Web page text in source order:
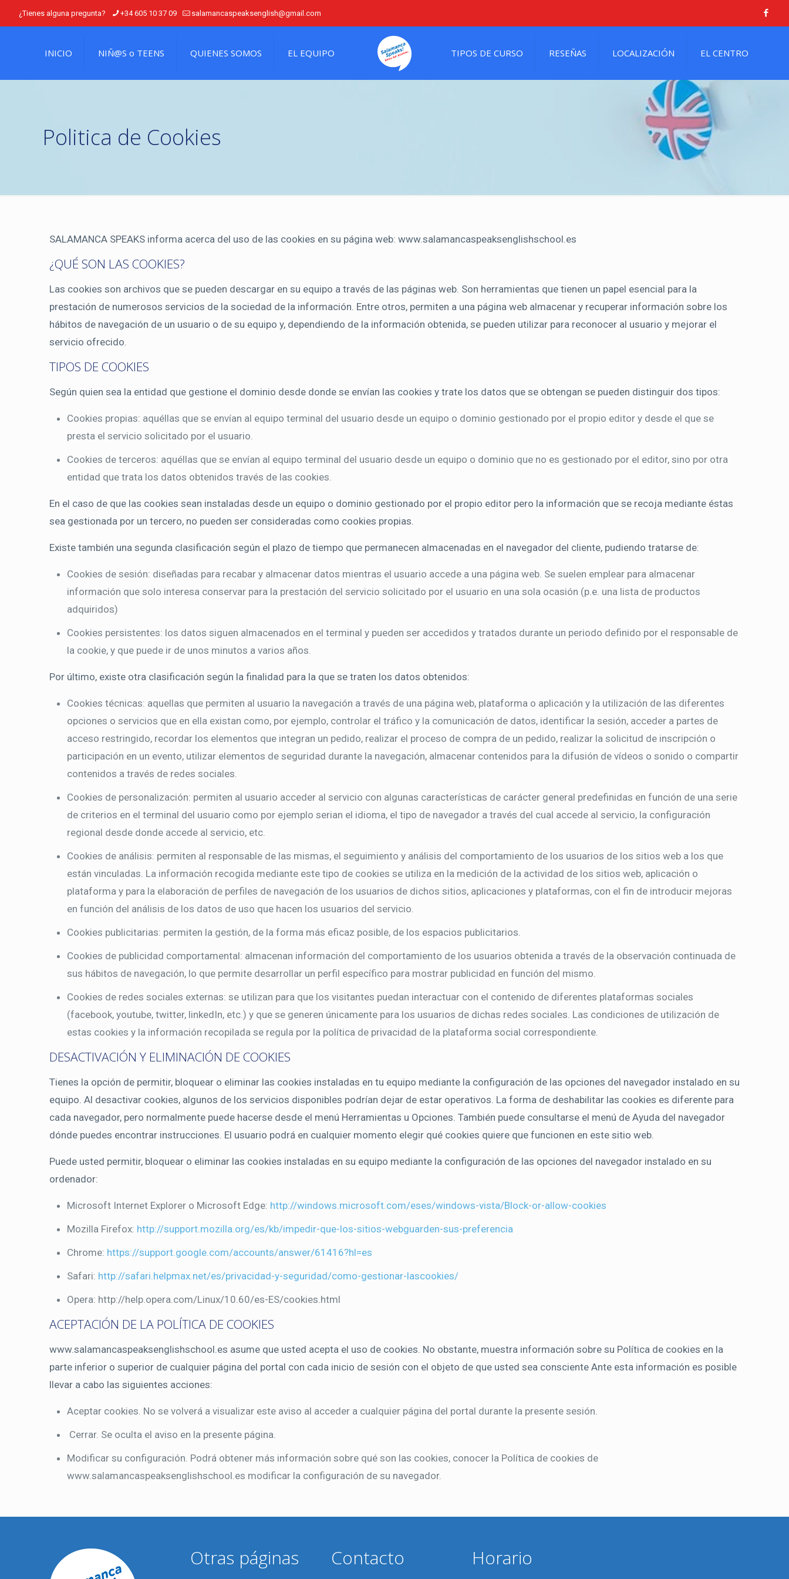
¿Tienes alguna pregunta? +34 605 10 37 09 salamancaspeaksenglish@gmail.com
INICIO NIÑ@S o TEENS QUIENES SOMOS EL EQUIPO TIPOS DE CURSO RESEÑAS LOCALIZACIÓN EL CENTRO
Politica de Cookies
SALAMANCA SPEAKS informa acerca del uso de las cookies en su página web: www.salamancaspeaksenglishschool.es
¿QUÉ SON LAS COOKIES?
Las cookies son archivos que se pueden descargar en su equipo a través de las páginas web. Son herramientas que tienen un papel esencial para la
prestación de numerosos servicios de la sociedad de la información. Entre otros, permiten a una página web almacenar y recuperar información sobre los
hábitos de navegación de un usuario o de su equipo y, dependiendo de la información obtenida, se pueden utilizar para reconocer al usuario y mejorar el
servicio ofrecido.
TIPOS DE COOKIES
Según quien sea la entidad que gestione el dominio desde donde se envían las cookies y trate los datos que se obtengan se pueden distinguir dos tipos:
Cookies propias: aquéllas que se envían al equipo terminal del usuario desde un equipo o dominio gestionado por el propio editor y desde el que se
presta el servicio solicitado por el usuario.
Cookies de terceros: aquéllas que se envían al equipo terminal del usuario desde un equipo o dominio que no es gestionado por el editor, sino por otra
entidad que trata los datos obtenidos través de las cookies.
En el caso de que las cookies sean instaladas desde un equipo o dominio gestionado por el propio editor pero la información que se recoja mediante éstas
sea gestionada por un tercero, no pueden ser consideradas como cookies propias.
Existe también una segunda clasificación según el plazo de tiempo que permanecen almacenadas en el navegador del cliente, pudiendo tratarse de:
Cookies de sesión: diseñadas para recabar y almacenar datos mientras el usuario accede a una página web. Se suelen emplear para almacenar
información que solo interesa conservar para la prestación del servicio solicitado por el usuario en una sola ocasión (p.e. una lista de productos
adquiridos)
Cookies persistentes: los datos siguen almacenados en el terminal y pueden ser accedidos y tratados durante un periodo definido por el responsable de
la cookie, y que puede ir de unos minutos a varios años.
Por último, existe otra clasificación según la finalidad para la que se traten los datos obtenidos:
Cookies técnicas: aquellas que permiten al usuario la navegación a través de una página web, plataforma o aplicación y la utilización de las diferentes
opciones o servicios que en ella existan como, por ejemplo, controlar el tráfico y la comunicación de datos, identificar la sesión, acceder a partes de
acceso restringido, recordar los elementos que integran un pedido, realizar el proceso de compra de un pedido, realizar la solicitud de inscripción o
participación en un evento, utilizar elementos de seguridad durante la navegación, almacenar contenidos para la difusión de vídeos o sonido o compartir
contenidos a través de redes sociales.
Cookies de personalización: permiten al usuario acceder al servicio con algunas características de carácter general predefinidas en función de una serie
de criterios en el terminal del usuario como por ejemplo serian el idioma, el tipo de navegador a través del cual accede al servicio, la configuración
regional desde donde accede al servicio, etc.
Cookies de análisis: permiten al responsable de las mismas, el seguimiento y análisis del comportamiento de los usuarios de los sitios web a los que
están vinculadas. La información recogida mediante este tipo de cookies se utiliza en la medición de la actividad de los sitios web, aplicación o
plataforma y para la elaboración de perfiles de navegación de los usuarios de dichos sitios, aplicaciones y plataformas, con el fin de introducir mejoras
en función del análisis de los datos de uso que hacen los usuarios del servicio.
Cookies publicitarias: permiten la gestión, de la forma más eficaz posible, de los espacios publicitarios.
Cookies de publicidad comportamental: almacenan información del comportamiento de los usuarios obtenida a través de la observación continuada de
sus hábitos de navegación, lo que permite desarrollar un perfil específico para mostrar publicidad en función del mismo.
Cookies de redes sociales externas: se utilizan para que los visitantes puedan interactuar con el contenido de diferentes plataformas sociales
(facebook, youtube, twitter, linkedIn, etc.) y que se generen únicamente para los usuarios de dichas redes sociales. Las condiciones de utilización de
estas cookies y la información recopilada se regula por la política de privacidad de la plataforma social correspondiente.
DESACTIVACIÓN Y ELIMINACIÓN DE COOKIES
Tienes la opción de permitir, bloquear o eliminar las cookies instaladas en tu equipo mediante la configuración de las opciones del navegador instalado en su
equipo. Al desactivar cookies, algunos de los servicios disponibles podrían dejar de estar operativos. La forma de deshabilitar las cookies es diferente para
cada navegador, pero normalmente puede hacerse desde el menú Herramientas u Opciones. También puede consultarse el menú de Ayuda del navegador
dónde puedes encontrar instrucciones. El usuario podrá en cualquier momento elegir qué cookies quiere que funcionen en este sitio web.
Puede usted permitir, bloquear o eliminar las cookies instaladas en su equipo mediante la configuración de las opciones del navegador instalado en su
ordenador:
Microsoft Internet Explorer o Microsoft Edge: http://windows.microsoft.com/eses/windows-vista/Block-or-allow-cookies
Mozilla Firefox: http://support.mozilla.org/es/kb/impedir-que-los-sitios-webguarden-sus-preferencia
Chrome: https://support.google.com/accounts/answer/61416?hl=es
Safari: http://safari.helpmax.net/es/privacidad-y-seguridad/como-gestionar-lascookies/
Opera: http://help.opera.com/Linux/10.60/es-ES/cookies.html
ACEPTACIÓN DE LA POLÍTICA DE COOKIES
www.salamancaspeaksenglishschool.es asume que usted acepta el uso de cookies. No obstante, muestra información sobre su Política de cookies en la
parte inferior o superior de cualquier página del portal con cada inicio de sesión con el objeto de que usted sea consciente Ante esta información es posible
llevar a cabo las siguientes acciones:
Aceptar cookies. No se volverá a visualizar este aviso al acceder a cualquier página del portal durante la presente sesión.
Cerrar. Se oculta el aviso en la presente página.
Modificar su configuración. Podrá obtener más información sobre qué son las cookies, conocer la Política de cookies de
www.salamancaspeaksenglishschool.es modificar la configuración de su navegador.
Otras páginas Contacto Horario